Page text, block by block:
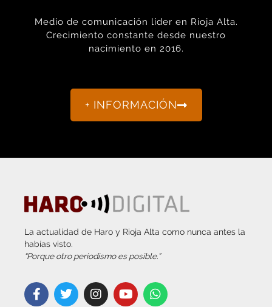
Medio de comunicación líder en Rioja Alta.
Crecimiento constante desde nuestro
nacimiento en 2016.
+ INFORMACIÓN
La actualidad de Haro y Rioja Alta como nunca antes la
habías visto.
“Porque otro periodismo es posible.”